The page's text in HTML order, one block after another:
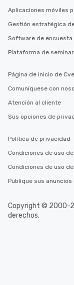
Aplicaciones móviles
Gestión estratégica
Software de
Plataforma de
Página de inicio de
Comuníquese con
Atención al cliente
Sus opciones de
Política de privacidad
Condiciones de uso
Condiciones de uso
Publique sus
Copyright © 2000-
derechos.